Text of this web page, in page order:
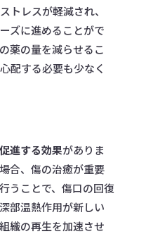
トレスが軽減され、
ズに進めることがで
薬の量を減らせるこ
配する必要も少なく
進する効果がありま
合、傷の治癒が重要
うことで、傷口の回復
部温熱作用が新しい
織の再生を加速させ